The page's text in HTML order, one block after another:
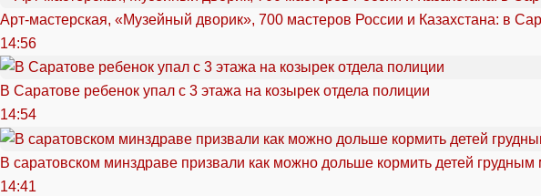
Арт-мастерская, «Музейный дворик», 700 мастеров России и Казахстана: в
14:56
В Саратове ребенок упал с 3 этажа на козырек отдела полиции
14:54
В саратовском минздраве призвали как можно дольше кормить детей грудным
14:41